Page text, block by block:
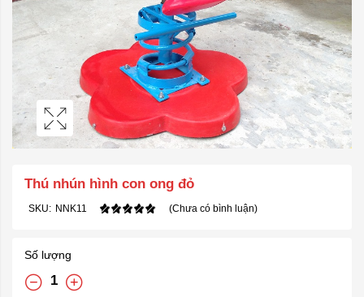
Thú nhún hình con ong đỏ
SKU: NNK11 (Chưa có bình luận)
Số lượng